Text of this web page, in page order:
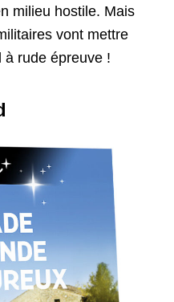
milieu hostile. Mais
vont mettre
à rude épreuve !